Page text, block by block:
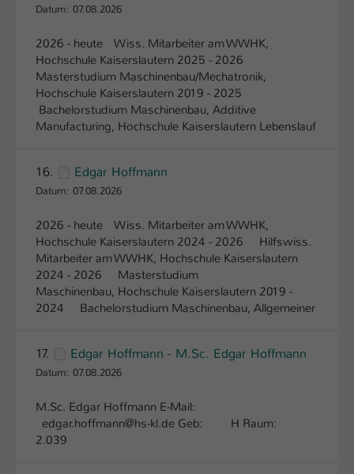
Datum: 07.08.2026
2026 - heute Wiss. Mitarbeiter am WWHK,
Hochschule Kaiserslautern­ 2025 - 2026
Masterstudium Maschinenbau/Mechatronik,
Hochschule Kaiserslautern 2019 - 2025
Bachelorstudium Maschinenbau, Additive
Manufacturing, Hochschule Kaiserslautern Lebenslauf
16. Edgar Hoffmann
Datum: 07.08.2026
2026 - heute Wiss. Mitarbeiter am WWHK,
Hochschule Kaiserslautern­ 2024 - 2026 Hilfswiss.
Mitarbeiter am WWHK, Hochschule Kaiserslautern
2024 - 2026 Masterstudium
Maschinenbau, Hochschule Kaiserslautern 2019 -
2024 Bachelorstudium Maschinenbau, Allgemeiner
17. Edgar Hoffmann - M.Sc. Edgar Hoffmann
Datum: 07.08.2026
M.Sc. Edgar Hoffmann E-Mail:
edgar.hoffmann@hs-kl.de Geb: H Raum:
2.039
Laufzeit 1 Tag
Zweck
Dieser Cookie teilt der Webseite mit, ob
ein Besucher im Typo3-Backend
angemeldet ist und Rechte besitzt diese